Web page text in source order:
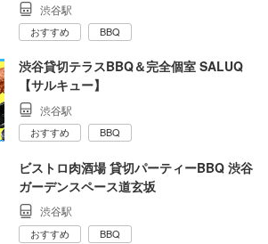
渋谷駅
おすすめ BBQ
渋谷貸切テラスBBQ＆完全個室 SALUQ
【サルキュー】
渋谷駅
おすすめ BBQ
ビストロ肉酒場 貸切パーティーBBQ 渋谷
ガーデンスペース道玄坂
渋谷駅
おすすめ BBQ